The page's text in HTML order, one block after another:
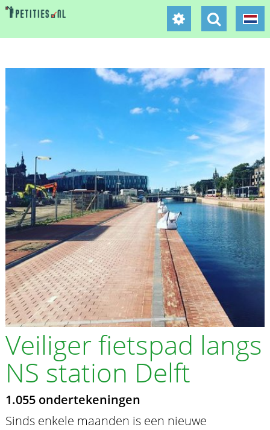
Veiliger fietspad langs
NS station Delft
1.055 ondertekeningen
Sinds enkele maanden is een nieuwe